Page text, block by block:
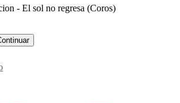
- El sol no regresa (Coros)